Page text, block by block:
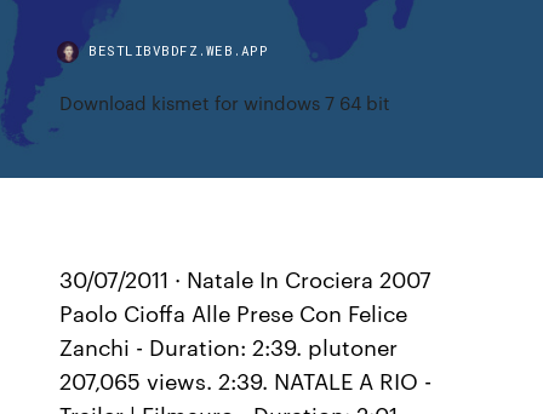
BESTLIBVBDFZ.WEB.APP
Download kismet for windows 7 64 bit
30/07/2011 · Natale In Crociera 2007
Paolo Cioffa Alle Prese Con Felice
Zanchi - Duration: 2:39. plutoner
207,065 views. 2:39. NATALE A RIO -